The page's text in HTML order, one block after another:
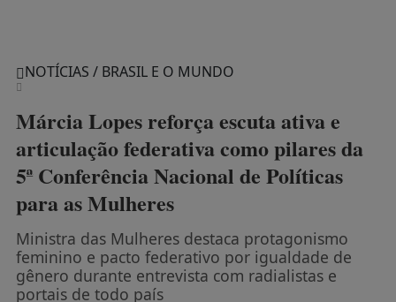
NOTÍCIAS / BRASIL E O MUNDO
Márcia Lopes reforça escuta ativa e
articulação federativa como pilares da
5ª Conferência Nacional de Políticas
para as Mulheres
Ministra das Mulheres destaca protagonismo
feminino e pacto federativo por igualdade de
gênero durante entrevista com radialistas e
portais de todo país